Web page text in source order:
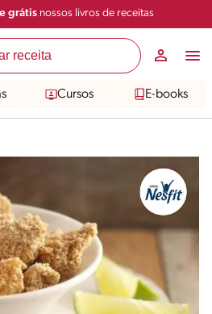
grátisnossos livros de receitas
Cursos E-books
Compartilhar